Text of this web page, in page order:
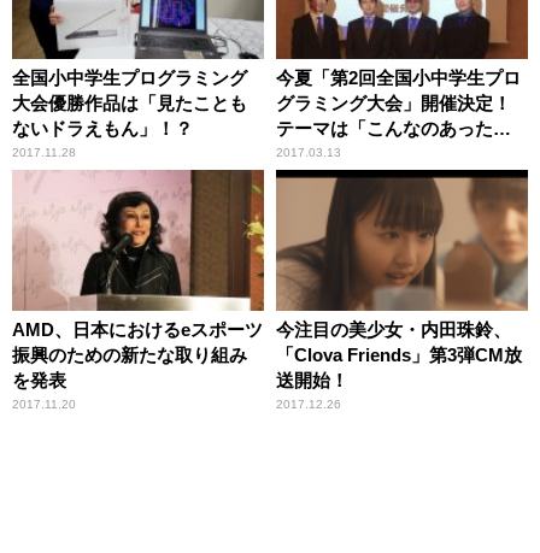
全国小中学生プログラミング
大会優勝作品は「見たことも
ないドラえもん」！？
2017.11.28
今夏「第2回全国小中学生プロ
グラミング大会」開催決定！
テーマは「こんなのあったら
いいな。」
2017.03.13
AMD、日本におけるeスポーツ
振興のための新たな取り組み
を発表
2017.11.20
今注目の美少女・内田珠鈴、
「Clova Friends」第3弾CM放
送開始！
2017.12.26